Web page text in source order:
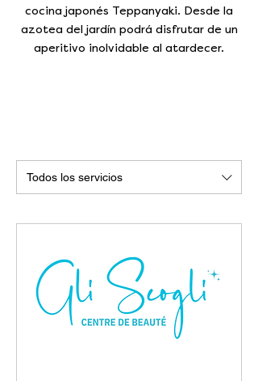
cocina japonés Teppanyaki. Desde la
azotea del jardín podrá disfrutar de un
aperitivo inolvidable al atardecer.
Todos los servicios